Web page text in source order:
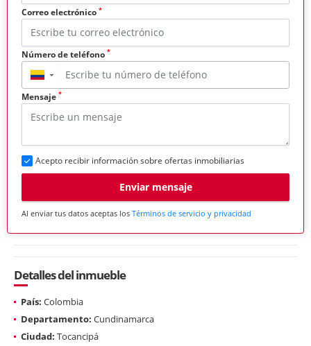
Correo electrónico *
Número de teléfono *
▼
Mensaje *
Acepto recibir información sobre ofertas inmobiliarias
Enviar mensaje
Al enviar tus datos aceptas los Términos de servicio y privacidad
Detalles del inmueble
País: Colombia
Departamento: Cundinamarca
Ciudad: Tocancipá